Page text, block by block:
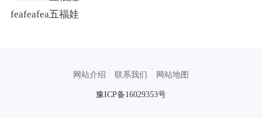
feafeafea五福娃
网站介绍 联系我们 网站地图
豫ICP备16029353号